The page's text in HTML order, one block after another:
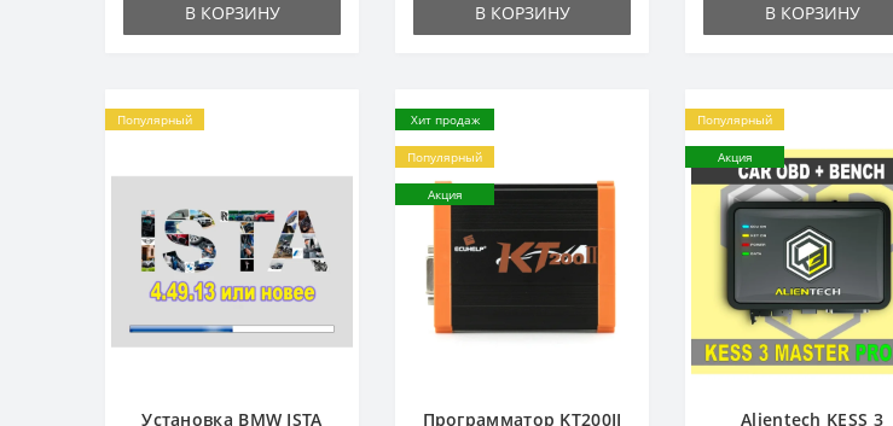
В КОРЗИНУ В КОРЗИНУ В КОРЗИНУ
Популярный
Установка BMW ISTA
Хит продаж
Популярный
Акция
Программатор KT200II
Популярный
Акция
Alientech KESS 3